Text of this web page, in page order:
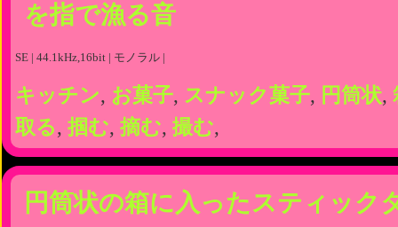
を指で漁る音
SE | 44.1kHz,16bit | モノラル |
キッチン, お菓子, スナック菓子, 円筒状,
取る, 掴む, 摘む, 撮む,
円筒状の箱に入ったスティック